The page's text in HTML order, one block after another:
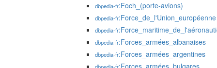
dbpedia-fr:Foch_(porte-avions)
dbpedia-fr:Force_de_l'Union_européenne
dbpedia-fr
dbpedia-fr:Forces_armées_albanaises
dbpedia-fr:Forces_armées_argentines
:Forces_armées_bulgares